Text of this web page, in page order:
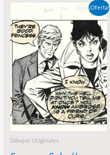
¡Oferta!
Dibujos Originales
El
precio
original
era:
350,00 €.
precio
actual
es:
325,00 €.